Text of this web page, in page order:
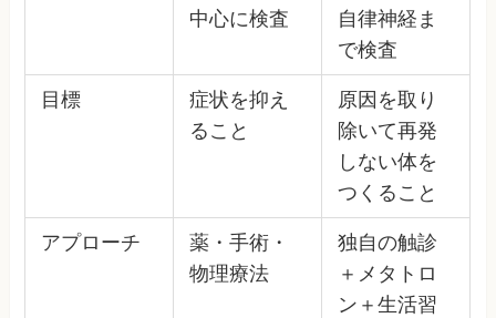
中心に検査
自律神経ま
で検査
目標
症状を抑え
ること
原因を取り
除いて再発
しない体を
つくること
アプローチ
薬・手術・
物理療法
独自の触診
＋メタトロ
ン＋生活習